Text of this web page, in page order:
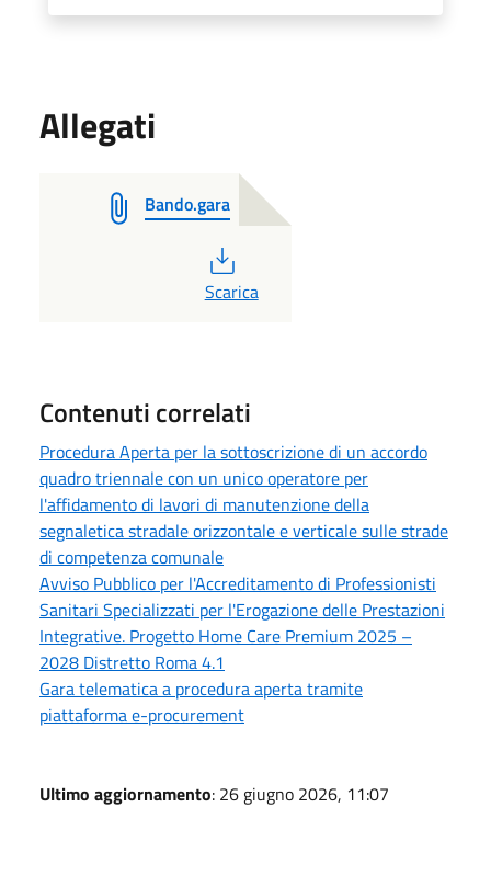
Allegati
Bando.gara
PDF
Scarica
Contenuti correlati
Procedura Aperta per la sottoscrizione di un accordo
quadro triennale con un unico operatore per
l'affidamento di lavori di manutenzione della
segnaletica stradale orizzontale e verticale sulle strade
di competenza comunale
Avviso Pubblico per l'Accreditamento di Professionisti
Sanitari Specializzati per l'Erogazione delle Prestazioni
Integrative. Progetto Home Care Premium 2025 –
2028 Distretto Roma 4.1
Gara telematica a procedura aperta tramite
piattaforma e-procurement
Ultimo aggiornamento: 26 giugno 2026, 11:07